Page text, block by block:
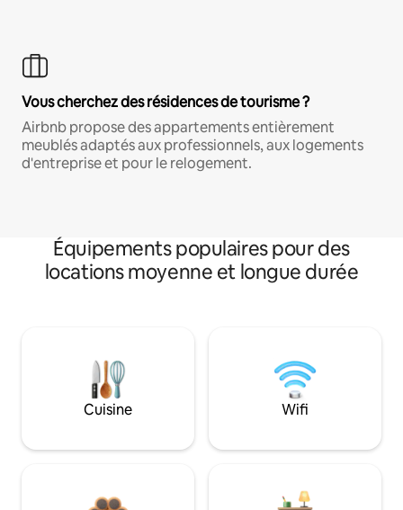
Vous cherchez des résidences de tourisme ?
Airbnb propose des appartements entièrement
meublés adaptés aux professionnels, aux logements
d'entreprise et pour le relogement.
Équipements populaires pour des
locations moyenne et longue durée
Cuisine Wifi